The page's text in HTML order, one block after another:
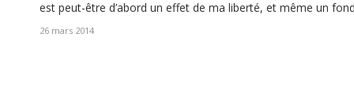
est peut-être d’abord un effet de ma liberté, et même un
26 mars 2014